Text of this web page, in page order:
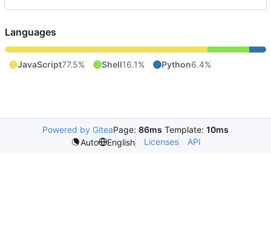
Languages
JavaScript77.5% Shell16.1% Python6.4%
Powered by GiteaPage: 86ms Template: 10ms
Auto
English Licenses API